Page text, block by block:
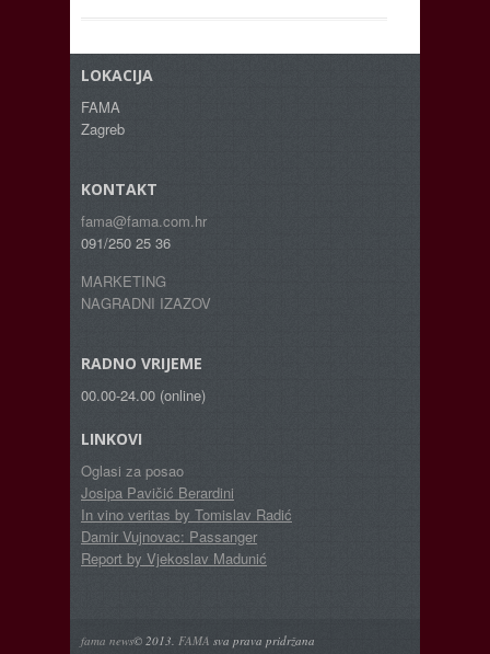
LOKACIJA
FAMA
Zagreb
KONTAKT
fama@fama.com.hr
091/250 25 36
MARKETING
NAGRADNI IZAZOV
RADNO VRIJEME
00.00-24.00 (online)
LINKOVI
Oglasi za posao
Josipa Pavičić Berardini
In vino veritas by Tomislav Radić
Damir Vujnovac: Passanger
Report by Vjekoslav Madunić
fama news© 2013. FAMA sva prava pridržana